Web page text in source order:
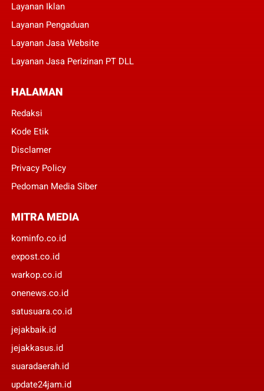
Layanan Iklan
Layanan Pengaduan
Layanan Jasa Website
Layanan Jasa Perizinan PT DLL
HALAMAN
Redaksi
Kode Etik
Disclamer
Privacy Policy
Pedoman Media Siber
MITRA MEDIA
kominfo.co.id
expost.co.id
warkop.co.id
onenews.co.id
satusuara.co.id
jejakbaik.id
jejakkasus.id
suaradaerah.id
update24jam.id